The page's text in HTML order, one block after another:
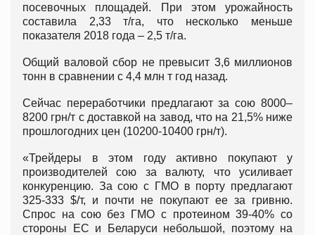
посевочных площадей. При этом урожайность
составила 2,33 т/га, что несколько меньше
показателя 2018 года – 2,5 т/га.
Общий валовой сбор не превысит 3,6 миллионов
тонн в сравнении с 4,4 млн т год назад.
Сейчас переработчики предлагают за сою 8000–
8200 грн/т с доставкой на завод, что на 21,5% ниже
прошлогодних цен (10200-10400 грн/т).
«Трейдеры в этом году активно покупают у
производителей сою за валюту, что усиливает
конкуренцию. За сою с ГМО в порту предлагают
325-333 $/т, и почти не покупают ее за гривню.
Спрос на сою без ГМО с протеином 39-40% со
стороны ЕС и Беларуси небольшой, поэтому на